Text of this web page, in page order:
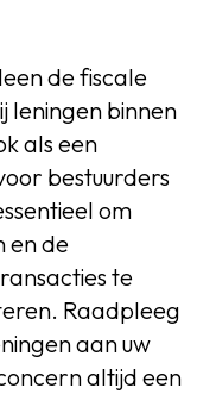
de fiscale
leningen binnen
als een
bestuurders
om
en de
te
Raadpleeg
aan uw
altijd een